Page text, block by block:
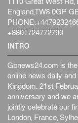
ইস্ট
লেন্স...
আজ
জাতীয়
ফের
জাতীয়
England,TW8 0GP
+8801724772790
INTRO
Gbnews24.com is
online news daily
Kingdom. 21st
anniversary and we
jointly celebrate our
London, France,